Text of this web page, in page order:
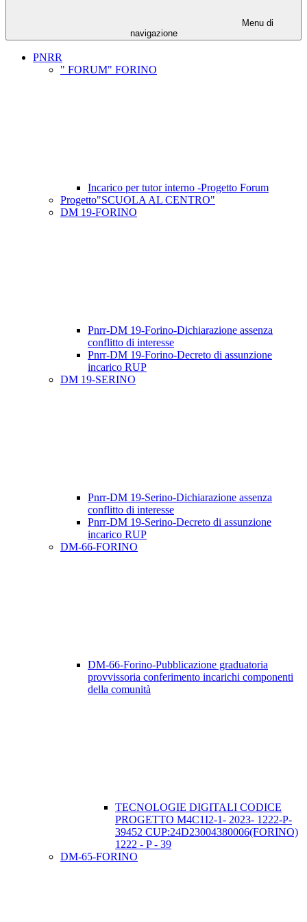
Menu di
navigazione
PNRR
" FORUM" FORINO
Incarico per tutor interno -Progetto Forum
Progetto"SCUOLA AL CENTRO"
DM 19-FORINO
Pnrr-DM 19-Forino-Dichiarazione assenza
conflitto di interesse
Pnrr-DM 19-Forino-Decreto di assunzione
incarico RUP
DM 19-SERINO
Pnrr-DM 19-Serino-Dichiarazione assenza
conflitto di interesse
Pnrr-DM 19-Serino-Decreto di assunzione
incarico RUP
DM-66-FORINO
DM-66-Forino-Pubblicazione graduatoria
provvissoria conferimento incarichi componenti
della comunità
TECNOLOGIE DIGITALI CODICE
PROGETTO M4C1I2-1- 2023- 1222-P-
39452 CUP:24D23004380006(FORINO)
1222 - P - 39
DM-65-FORINO